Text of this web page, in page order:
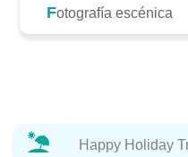
Fotografía escénica
Happy Holiday